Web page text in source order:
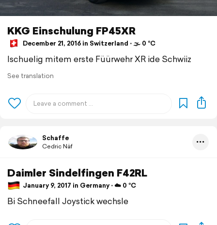
KKG Einschulung FP45XR
December 21, 2016 in Switzerland ⋅ 🌫 0 °C
Ischuelig mitem erste Füürwehr XR ide Schwiiz
See translation
Schaffe
Cedric Näf
Daimler Sindelfingen F42RL
January 9, 2017 in Germany ⋅ ☁️ 0 °C
Bi Schneefall Joystick wechsle